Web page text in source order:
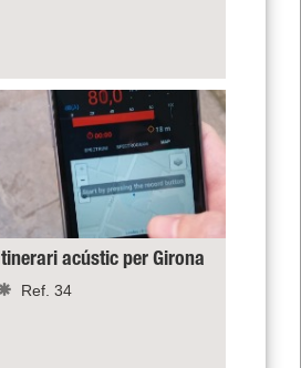
Itinerari acústic per Girona
Ref. 34